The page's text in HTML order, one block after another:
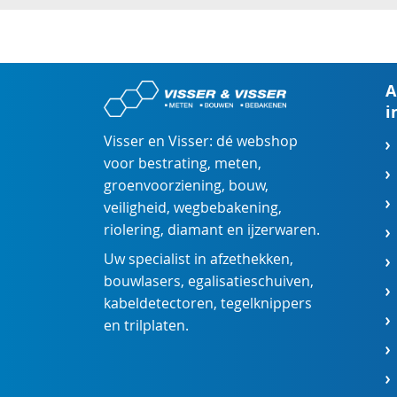
Visser en Visser: dé webshop
voor bestrating, meten,
groenvoorziening, bouw,
veiligheid, wegbebakening,
riolering, diamant en ijzerwaren.
Uw specialist in afzethekken,
bouwlasers, egalisatieschuiven,
kabeldetectoren, tegelknippers
en trilplaten.